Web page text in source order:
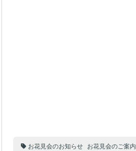
お花見会のお知らせ お花見会のご案内